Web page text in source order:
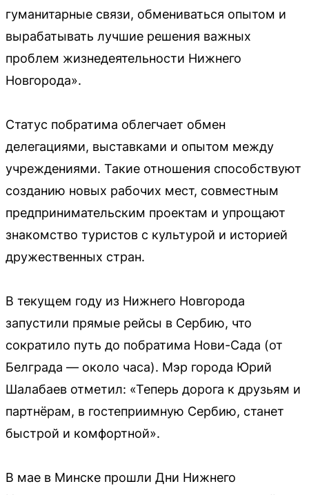
гуманитарные связи, обмениваться опытом и
вырабатывать лучшие решения важных
проблем жизнедеятельности Нижнего
Новгорода».
Статус побратима облегчает обмен
делегациями, выставками и опытом между
учреждениями. Такие отношения способствуют
созданию новых рабочих мест, совместным
предпринимательским проектам и упрощают
знакомство туристов с культурой и историей
дружественных стран.
В текущем году из Нижнего Новгорода
запустили прямые рейсы в Сербию, что
сократило путь до побратима Нови-Сада (от
Белграда — около часа). Мэр города Юрий
Шалабаев отметил: «Теперь дорога к друзьям и
партнёрам, в гостеприимную Сербию, станет
быстрой и комфортной».
В мае в Минске прошли Дни Нижнего